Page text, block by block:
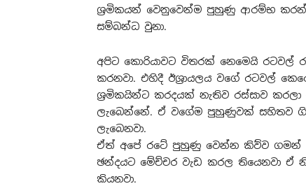
ශ්‍රමිකයන් වෙනුවෙන්ම පුහුණු ආරම්භ
සම්බන්ධ වුනා.
අපිට කොරියාවට විතරක් නෙමෙයි රටවල්
කරනවා. එහිදී ඊශ්‍රායලය වගේ රටවල්
ශ්‍රමිකයින්ට කරදයක් නැතිව රස්සාව
ලැබෙන්නේ. ඒ වගේම පුහුණුවක් සහිතව
ලැබෙනවා.
ඒත් අපේ රටේ පුහුණු වෙන්න කිව්ව ගමන්
ඡන්දයට මේච්චර වැඩ කරල තියෙනවා ඒ
කියනවා.